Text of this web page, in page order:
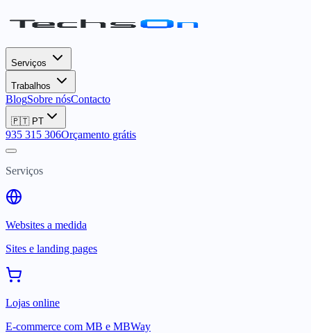
Serviços
Trabalhos
BlogSobre nósContacto
🇵🇹 PT
935 315 306Orçamento grátis
Serviços
Websites a medida
Sites e landing pages
Lojas online
E-commerce com MB e MBWay